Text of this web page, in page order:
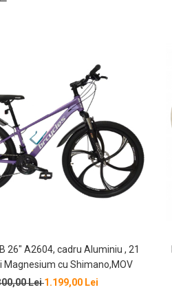
26″ A2604, cadru Aluminiu , 21
Magnesium cu Shimano,MOV
Lei1.199,00 Lei